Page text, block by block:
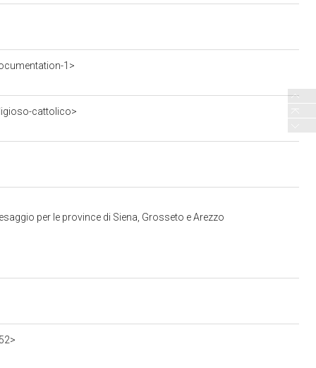
1>
cattolico>
per le province di Siena, Grosseto e Arezzo